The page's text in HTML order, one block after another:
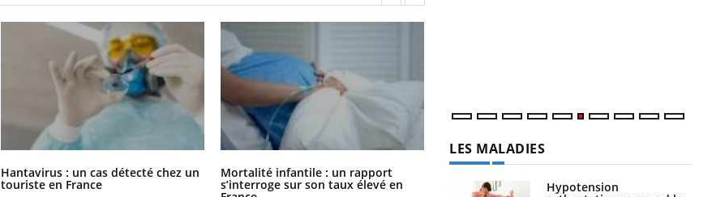
Hantavirus : un cas détecté chez un
touriste en France
Mortalité infantile : un rapport
s’interroge sur son taux élevé en
Grossesse à risque : ce jus naturel
attire l'attention des chercheurs
LES MALADIES
Hypotension